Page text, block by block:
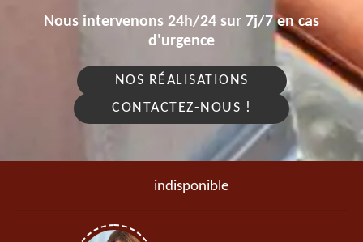
Nous intervenons 24h/24 sur 7j/7 en cas
d'urgence
NOS RÉALISATIONS
CONTACTEZ-NOUS !
indisponible